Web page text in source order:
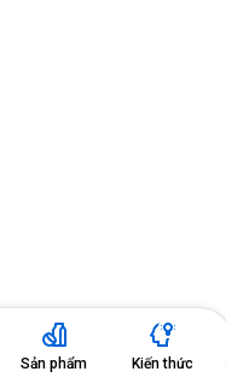
Sản phẩm Kiến thức